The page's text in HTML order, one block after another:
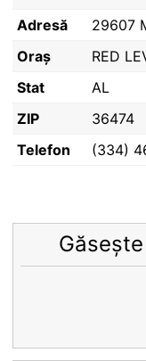
Adresă
29607
Oraș
RED
Stat
AL
ZIP
36474
Telefon
(334)